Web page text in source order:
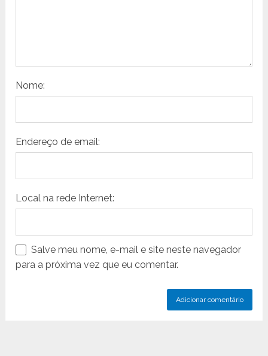
Nome:
Endereço de email:
Local na rede Internet:
Salve meu nome, e-mail e site neste navegador
para a próxima vez que eu comentar.